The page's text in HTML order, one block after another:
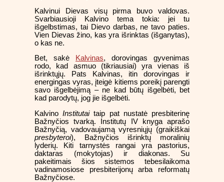
Kalvinui Dievas visų pirma buvo valdovas.
Svarbiausioji Kalvino tema tokia: jei tu
išgelbstimas, tai Dievo darbas, ne tavo paties.
Vien Dievas žino, kas yra išrinktas (išganytas),
o kas ne.
Bet, sakė
Kalvinas, dorovingas gyvenimas
rodo, kad asmuo (tikriausiai) yra vienas iš
išrinktųjų. Pats Kalvinas, itin dorovingas ir
energingas vyras, įteigė kitiems poreikį parengti
savo išgelbėjimą – ne kad būtų išgelbėti, bet
kad parodytų, jog jie išgelbėti.
KalvinoInstitutaitaip pat nustatė presbiterinę
Bažnyčios tvarką. Institutų IV knyga aprašo
Bažnyčią, vadovaujamą vyresniųjų (graikiškai
presbyteroi), Bažnyčios išrinktų moralinių
lyderių. Kiti tarnystės rangai yra pastorius,
daktaras (mokytojas) ir diakonas. Su
pakeitimais šios sistemos tebesilaikoma
vadinamosiose presbiterijonų arba reformatų
Bažnyčiose.